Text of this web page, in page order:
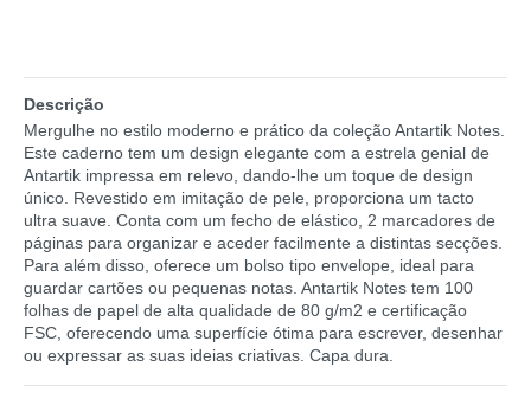
Descrição
Mergulhe no estilo moderno e prático da coleção Antartik Notes.
Este caderno tem um design elegante com a estrela genial de
Antartik impressa em relevo, dando-lhe um toque de design
único. Revestido em imitação de pele, proporciona um tacto
ultra suave. Conta com um fecho de elástico, 2 marcadores de
páginas para organizar e aceder facilmente a distintas secções.
Para além disso, oferece um bolso tipo envelope, ideal para
guardar cartões ou pequenas notas. Antartik Notes tem 100
folhas de papel de alta qualidade de 80 g/m2 e certificação
FSC, oferecendo uma superfície ótima para escrever, desenhar
ou expressar as suas ideias criativas. Capa dura.